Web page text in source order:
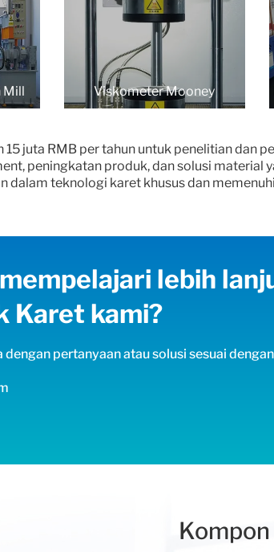
Mill Viskometer Mooney
15 juta RMB per tahun untuk penelitian dan
peningkatan produk, dan solusi material
dalam teknologi karet khusus dan
lebih
Karet kami?
pertanyaan atau solusi sesuai